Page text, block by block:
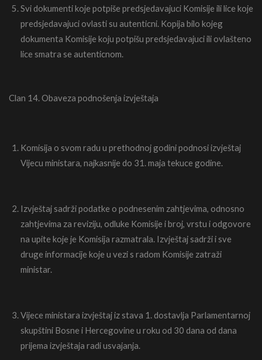
Svi dokumenti koje potpiše predsjedavajuci Komisije ili lice koje
predsjedavajuci ovlasti su autenticni. Kopija bilo kojeg
dokumenta Komisije koju potpišu predsjedavajuci ili ovlašteno
lice smatra se autenticnom.
Clan 14. Obaveza podnošenja izvještaja
Komisija o svom radu u prethodnoj godini podnosi izvještaj
Vijecu ministara, najkasnije do 31. maja tekuce godine.
Izvještaj sadrži podatke o podnesenim zahtjevima, odnosno
zahtjevima za reviziju, odluke Komisije i broj, vrstu i odgovore
na upite koje je Komisija razmatrala. Izvještaj sadrži i sve
druge informacije koje u vezi s radom Komisije zatraži
ministar.
Vijece ministara izvještaj iz stava 1. dostavlja Parlamentarnoj
skupštini Bosne i Hercegovine u roku od 30 dana od dana
prijema izvještaja radi usvajanja.